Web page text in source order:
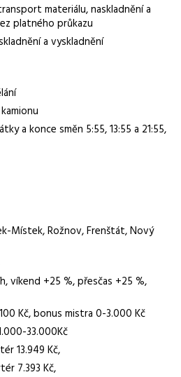
směny
materiálu, naskladnění a
platného průkazu
a vyskladnění
a konce směn 5:55, 13:55 a 21:55,
Místek, Rožnov, Frenštát, Nový
víkend +25 %, přesčas +25 %,
Kč, bonus mistra 0-3.000 Kč
33.000Kč
13.949 Kč,
7.393 Kč,